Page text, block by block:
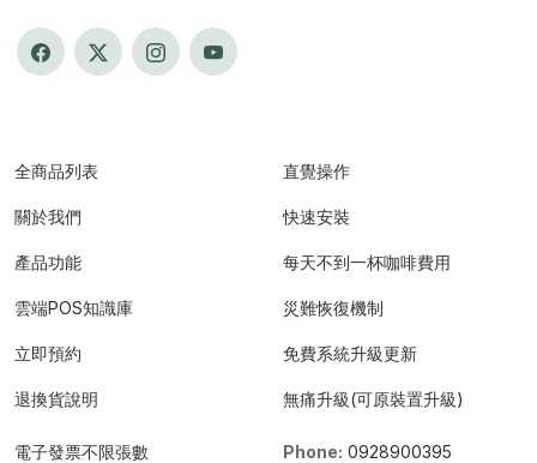
全商品列表
關於我們
產品功能
雲端POS知識庫
立即預約
退換貨說明
直覺操作
快速安裝
每天不到一杯咖啡費用
災難恢復機制
免費系統升級更新
無痛升級(可原裝置升級)
電子發票不限張數 Phone: 0928900395